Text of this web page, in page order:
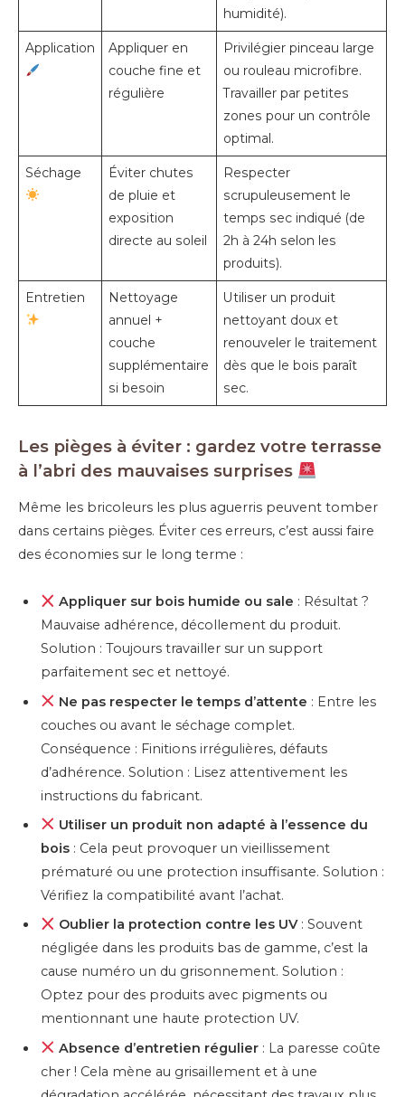
humidité).
Application
Appliquer en
couche fine et
régulière
Privilégier pinceau large
ou rouleau microfibre.
Travailler par petites
zones pour un contrôle
optimal.
Séchage
Éviter chutes
de pluie et
exposition
directe au soleil
Respecter
scrupuleusement le
temps sec indiqué (de
2h à 24h selon les
produits).
Entretien
Nettoyage
annuel +
couche
supplémentaire
si besoin
Utiliser un produit
nettoyant doux et
renouveler le traitement
dès que le bois paraît
sec.
Les pièges à éviter : gardez votre terrasse
à l’abri des mauvaises surprises
Même les bricoleurs les plus aguerris peuvent tomber
dans certains pièges. Éviter ces erreurs, c’est aussi faire
des économies sur le long terme :
Appliquer sur bois humide ou sale : Résultat ?
Mauvaise adhérence, décollement du produit.
Solution : Toujours travailler sur un support
parfaitement sec et nettoyé.
Ne pas respecter le temps d’attente : Entre les
couches ou avant le séchage complet.
Conséquence : Finitions irrégulières, défauts
d’adhérence. Solution : Lisez attentivement les
instructions du fabricant.
Utiliser un produit non adapté à l’essence du
bois : Cela peut provoquer un vieillissement
prématuré ou une protection insuffisante. Solution :
Vérifiez la compatibilité avant l’achat.
Oublier la protection contre les UV: Souvent
négligée dans les produits bas de gamme, c’est la
cause numéro un du grisonnement. Solution :
Optez pour des produits avec pigments ou
mentionnant une haute protection UV.
Absence d’entretien régulier : La paresse coûte
cher ! Cela mène au grisaillement et à une